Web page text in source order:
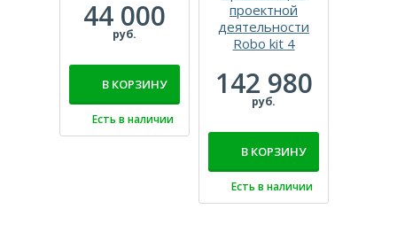
44 000
руб.
В КОРЗИНУ
Есть в наличии
проектной
деятельности
Robo kit 4
142 980
руб.
В КОРЗИНУ
Есть в наличии